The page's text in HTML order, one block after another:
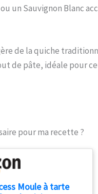
un Sauvignon Blanc
de la quiche
de pâte, idéale pour
pour ma recette ?
Moule à tarte